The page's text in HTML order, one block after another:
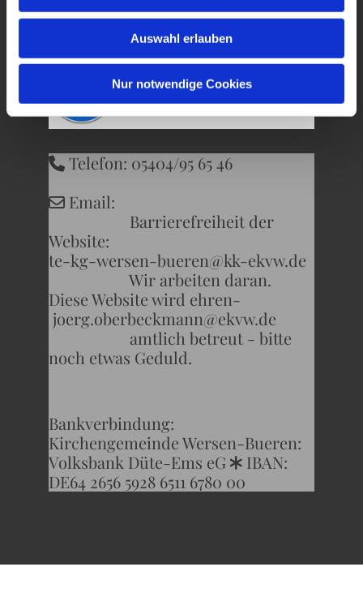
Auswahl erlauben
Nur notwendige Cookies
 Telefon: 05404/95 65 46
 Email:
Barrierefreiheit der
Website:
te-kg-wersen-bueren@kk-ekvw.de
Wir arbeiten daran.
Diese Website wird ehren-
joerg.oberbeckmann@ekvw.de
amtlich betreut - bitte
noch etwas Geduld.
Bankverbindung:
Kirchengemeinde Wersen-Bueren:
Volksbank Düte-Ems eG * IBAN:
DE64 2656 5928 6511 6780 00